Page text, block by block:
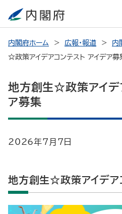
内閣府ホーム 広報・報道 内
☆政策アイデアコンテスト アイデア募
地方創生☆政策アイデ
ア募集
2026年7月7日
地方創生☆政策アイデア